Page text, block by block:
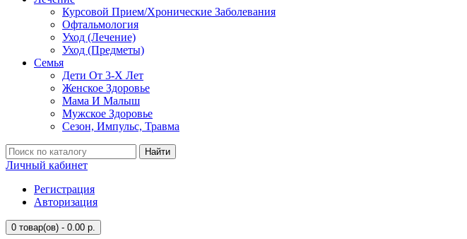
Курсовой Прием/Хронические Заболевания
Офтальмология
Уход (Лечение)
Уход (Предметы)
Семья
Дети От 3-Х Лет
Женское Здоровье
Мама И Малыш
Мужское Здоровье
Сезон, Импульс, Травма
Найти
Личный кабинет
Регистрация
Авторизация
0 товар(ов) - 0.00 р.